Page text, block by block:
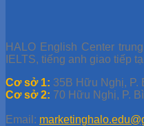
HALO English Center
IELTS, tiếng anh giao tiếp
Cơ sở 1: 35B Hữu Nghị, P.
Cơ sở 2: 70 Hữu Nghị, P.
Email: